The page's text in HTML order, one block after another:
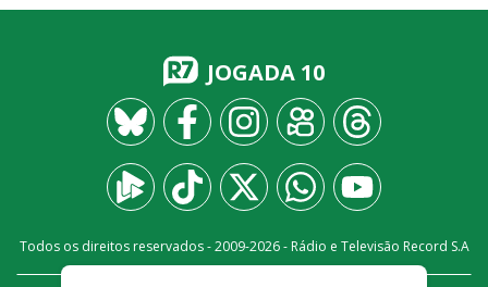
JOGADA 10
Todos os direitos reservados - 2009-2026- Rádio e Televisão Record S.A